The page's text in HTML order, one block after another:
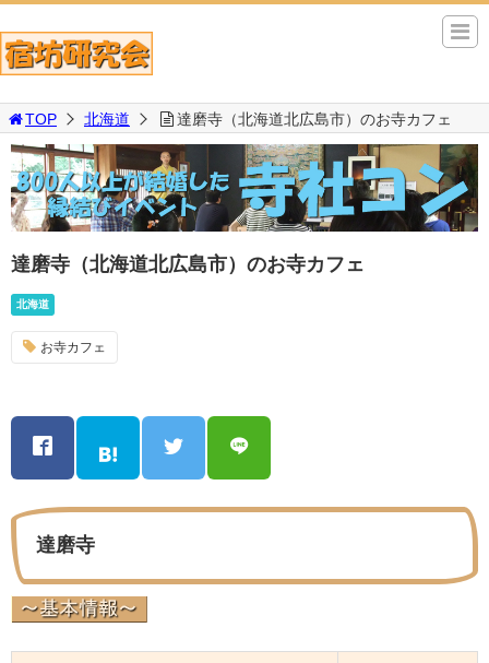
TOP 北海道 達磨寺（北海道北広島市）のお寺カフェ
達磨寺（北海道北広島市）のお寺カフェ
北海道
お寺カフェ
達磨寺